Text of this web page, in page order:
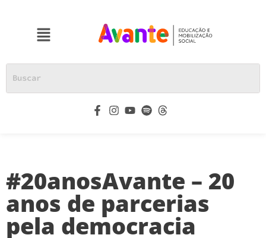
#20anosAvante – 20
anos de parcerias
pela democracia